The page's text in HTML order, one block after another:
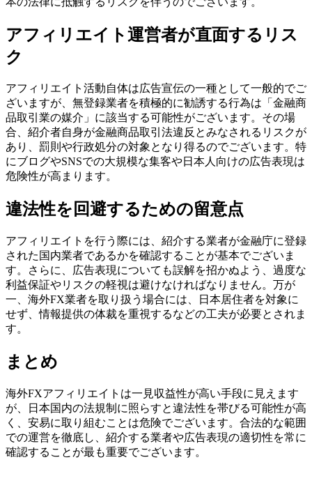
アフィリエイト運営者が直面するリス
ク
アフィリエイト活動自体は広告宣伝の一種として一般的でご
ざいますが、無登録業者を積極的に勧誘する行為は「金融商
品取引業の媒介」に該当する可能性がございます。その場
合、紹介者自身が金融商品取引法違反とみなされるリスクが
あり、罰則や行政処分の対象となり得るのでございます。特
にブログやSNSでの大規模な集客や日本人向けの広告表現は
危険性が高まります。
違法性を回避するための留意点
アフィリエイトを行う際には、紹介する業者が金融庁に登録
された国内業者であるかを確認することが基本でございま
す。さらに、広告表現についても誤解を招かぬよう、過度な
利益保証やリスクの軽視は避けなければなりません。万が
一、海外FX業者を取り扱う場合には、日本居住者を対象に
せず、情報提供の体裁を重視するなどの工夫が必要とされま
す。
まとめ
海外FXアフィリエイトは一見収益性が高い手段に見えます
が、日本国内の法規制に照らすと違法性を帯びる可能性が高
く、安易に取り組むことは危険でございます。合法的な範囲
での運営を徹底し、紹介する業者や広告表現の適切性を常に
確認することが最も重要でございます。